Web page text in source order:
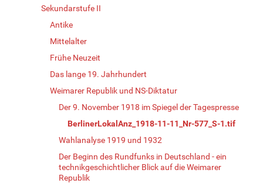
Sekundarstufe II
Antike
Mittelalter
Frühe Neuzeit
Das lange 19. Jahrhundert
Weimarer Republik und NS-Diktatur
Der 9. November 1918 im Spiegel der Tagespresse
BerlinerLokalAnz_1918-11-11_Nr-577_S-1.tif
Wahlanalyse 1919 und 1932
Der Beginn des Rundfunks in Deutschland - ein
technikgeschichtlicher Blick auf die Weimarer
Republik